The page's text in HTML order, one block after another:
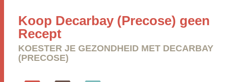
Koop Decarbay (Precose) geen
Recept
KOESTER JE GEZONDHEID MET DECARBAY
(PRECOSE)